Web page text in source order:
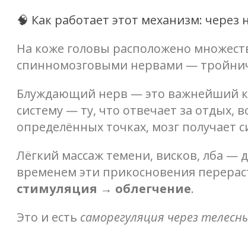
🧠 Как работает этот механизм: через
На коже головы расположено
спинномозговыми нервами —
Блуждающий нерв — это важнейший
систему — ту, что отвечает за отдых,
определённых точках, мозг получает
Лёгкий массаж темени, висков, лба —
временем эти прикосновения
стимуляция → облегчение.
Это и есть саморегуляция через